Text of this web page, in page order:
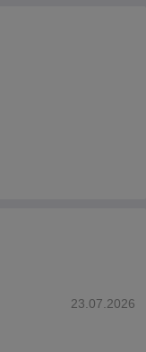
23.07.2026